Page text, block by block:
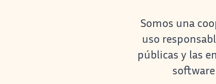
Somos una
uso
públicas y las